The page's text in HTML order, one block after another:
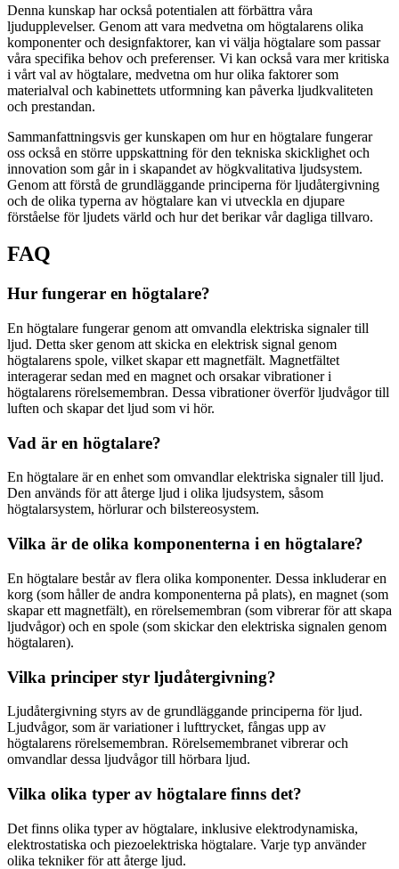
Denna kunskap har också potentialen att förbättra våra
ljudupplevelser. Genom att vara medvetna om högtalarens olika
komponenter och designfaktorer, kan vi välja högtalare som passar
våra specifika behov och preferenser. Vi kan också vara mer kritiska
i vårt val av högtalare, medvetna om hur olika faktorer som
materialval och kabinettets utformning kan påverka ljudkvaliteten
och prestandan.
Sammanfattningsvis ger kunskapen om hur en högtalare fungerar
oss också en större uppskattning för den tekniska skicklighet och
innovation som går in i skapandet av högkvalitativa ljudsystem.
Genom att förstå de grundläggande principerna för ljudåtergivning
och de olika typerna av högtalare kan vi utveckla en djupare
förståelse för ljudets värld och hur det berikar vår dagliga tillvaro.
FAQ
Hur fungerar en högtalare?
En högtalare fungerar genom att omvandla elektriska signaler till
ljud. Detta sker genom att skicka en elektrisk signal genom
högtalarens spole, vilket skapar ett magnetfält. Magnetfältet
interagerar sedan med en magnet och orsakar vibrationer i
högtalarens rörelsemembran. Dessa vibrationer överför ljudvågor till
luften och skapar det ljud som vi hör.
Vad är en högtalare?
En högtalare är en enhet som omvandlar elektriska signaler till ljud.
Den används för att återge ljud i olika ljudsystem, såsom
högtalarsystem, hörlurar och bilstereosystem.
Vilka är de olika komponenterna i en högtalare?
En högtalare består av flera olika komponenter. Dessa inkluderar en
korg (som håller de andra komponenterna på plats), en magnet (som
skapar ett magnetfält), en rörelsemembran (som vibrerar för att skapa
ljudvågor) och en spole (som skickar den elektriska signalen genom
högtalaren).
Vilka principer styr ljudåtergivning?
Ljudåtergivning styrs av de grundläggande principerna för ljud.
Ljudvågor, som är variationer i lufttrycket, fångas upp av
högtalarens rörelsemembran. Rörelsemembranet vibrerar och
omvandlar dessa ljudvågor till hörbara ljud.
Vilka olika typer av högtalare finns det?
Det finns olika typer av högtalare, inklusive elektrodynamiska,
elektrostatiska och piezoelektriska högtalare. Varje typ använder
olika tekniker för att återge ljud.